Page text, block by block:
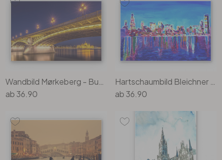
ab36.90
ab36.90